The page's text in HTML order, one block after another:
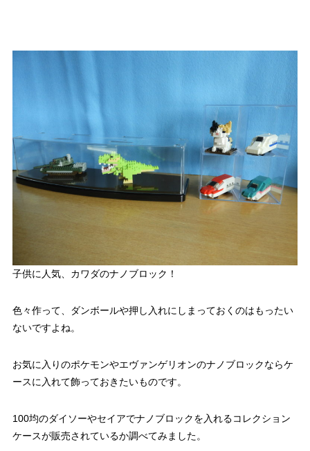
子供に人気、カワダのナノブロック！
色々作って、ダンボールや押し入れにしまっておくのはもったい
ないですよね。
お気に入りのポケモンやエヴァンゲリオンのナノブロックならケ
ースに入れて飾っておきたいものです。
100均のダイソーやセイアでナノブロックを入れるコレクション
ケースが販売されているか調べてみました。